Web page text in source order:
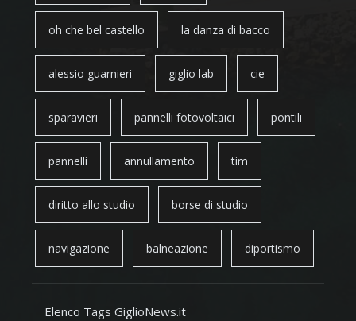
oh che bel castello la danza di bacco
alessio guarnieri giglio lab cie
sparavieri pannelli fotovoltaici pontili
pannelli annullamento tim
diritto allo studio borse di studio
navigazione balneazione diportismo
Elenco Tags GiglioNews.it